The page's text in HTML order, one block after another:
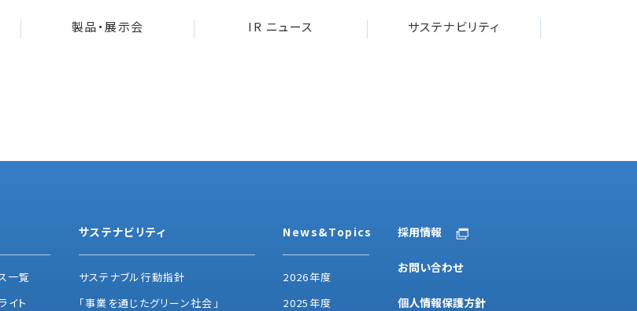
製品・展示会 IR ニュース
サステナビリティ
一覧
イト
サステナビリティ
サステナブル行動指針
「事業を通じたグリーン社会」
News&Topics
2026年度
2025年度
採用情報
お問い合わせ
個人情報保護方針